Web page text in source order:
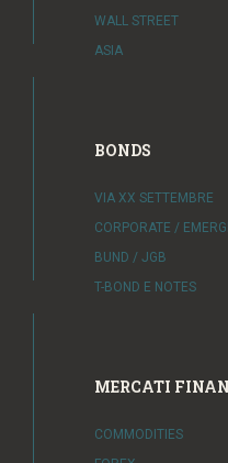
WALL STREET
ASIA
BONDS
VIA XX SETTEMBRE
CORPORATE /
BUND / JGB
T-BOND E NOTES
MERCATI
COMMODITIES